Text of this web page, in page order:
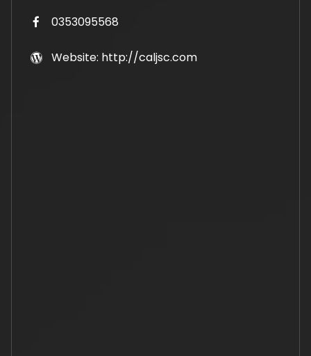
0353095568
Website: http://caljsc.com